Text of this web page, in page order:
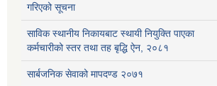
गरिएको सूचना
साविक स्थानीय निकायबाट स्थायी नियुक्ति पाएका
कर्मचारीको स्तर तथा तह बृद्धि ऐन, २०८१
सार्बजनिक सेवाको मापदण्ड २०७१